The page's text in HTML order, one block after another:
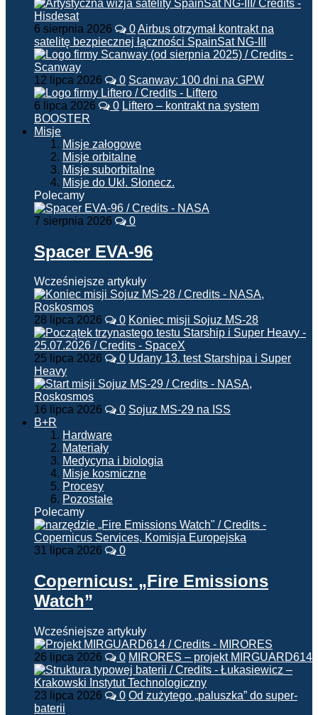
6 sierpnia 2026 0Airbus otrzymał kontrakt na
satelitę bezpiecznej łączności SpainSat NG-III
12 lipca 2026 0 Scanway: 100 dni na GPW
6 lipca 2026 0 Liftero – kontrakt na system
BOOSTER
Misje
Misje załogowe
Misje orbitalne
Misje suborbitalne
Misje do Ukł. Słonecz.
Polecamy
7 sierpnia 2026 0
Spacer EVA-96
Wcześniejsze artykuły
28 lipca 2026 0 Koniec misji Sojuz MS-28
25 lipca 2026 0 Udany 13. test Starshipa i Super
Heavy
16 lipca 2026 0 Sojuz MS-29 na ISS
B+R
Hardware
Materiały
Medycyna i biologia
Misje kosmiczne
Procesy
Pozostałe
Polecamy
31 lipca 2026 0
Copernicus: „Fire Emissions
Watch”
Wcześniejsze artykuły
26 lipca 2026 0 MIRORES – projekt MIRGUARD614
23 lipca 2026 0 Od zużytego „paluszka” do super-
baterii